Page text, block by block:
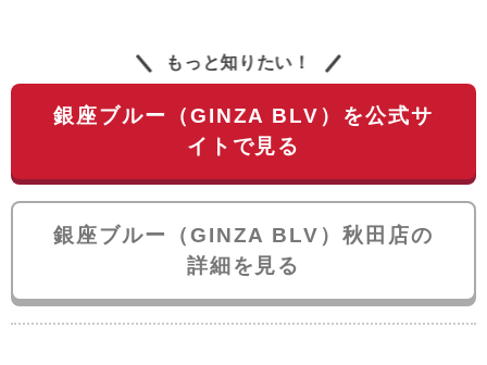
もっと知りたい！
銀座ブルー（GINZA BLV）を公式サ
イトで見る
銀座ブルー（GINZA BLV）秋田店の
詳細を見る